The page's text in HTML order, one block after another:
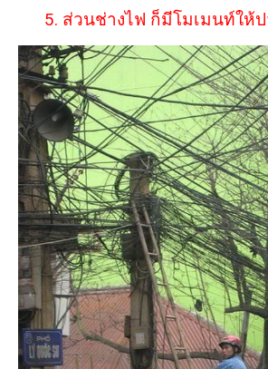
5. ส่วนช่างไฟ ก็มีโมเมนท์ให้